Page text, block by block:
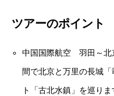
ツアーのポイント
中国国際航空 羽田～北
間で北京と万里の長城
ト「古北水鎮」を巡りま